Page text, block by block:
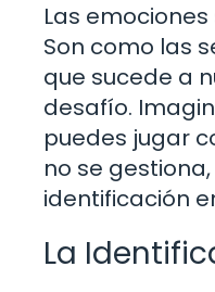
Las
Son como las
que sucede a
desafío.
puedes jugar
no se
identificación
La